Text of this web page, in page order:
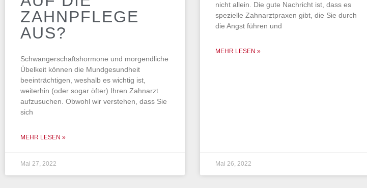
ZAHNPFLEGE
AUS?
Schwangerschaftshormone und morgendliche
Übelkeit können die Mundgesundheit
beeinträchtigen, weshalb es wichtig ist,
weiterhin (oder sogar öfter) Ihren Zahnarzt
aufzusuchen. Obwohl wir verstehen, dass Sie
sich
MEHR LESEN »
Mai 27, 2022
nicht allein. Die gute Nachricht ist, dass es
spezielle Zahnarztpraxen gibt, die Sie durch
die Angst führen und
MEHR LESEN »
Mai 26, 2022